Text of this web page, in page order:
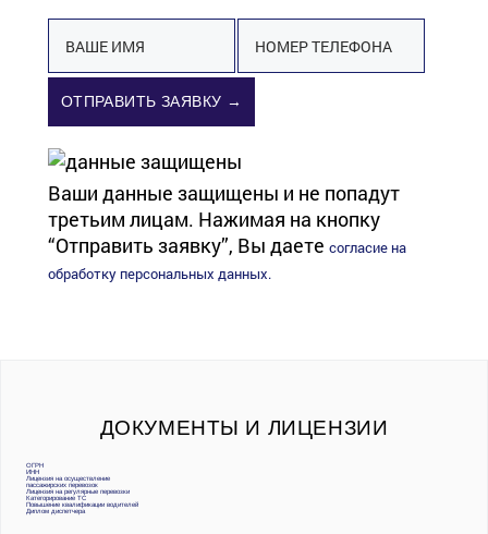
ОТПРАВИТЬ ЗАЯВКУ →
Ваши данные защищены и не попадут
третьим лицам. Нажимая на кнопку
“Отправить заявку”, Вы даете согласие на
обработку персональных данных.
ДОКУМЕНТЫ И ЛИЦЕНЗИИ
ОГРН
ИНН
Лицензия на осуществление
пассажирских перевозок
Лицензия на регулярные перевозки
Категорирование ТС
Повышение квалификации водителей
Диплом диспетчера